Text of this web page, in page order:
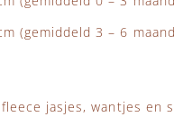
(gemiddeld 3 – 6
jasjes, wantjes en